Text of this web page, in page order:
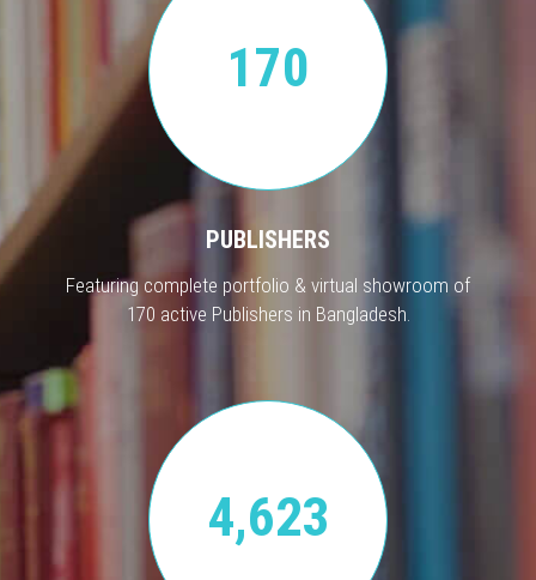
170
PUBLISHERS
Featuring complete portfolio & virtual showroom of
170 active Publishers in Bangladesh.
4,623